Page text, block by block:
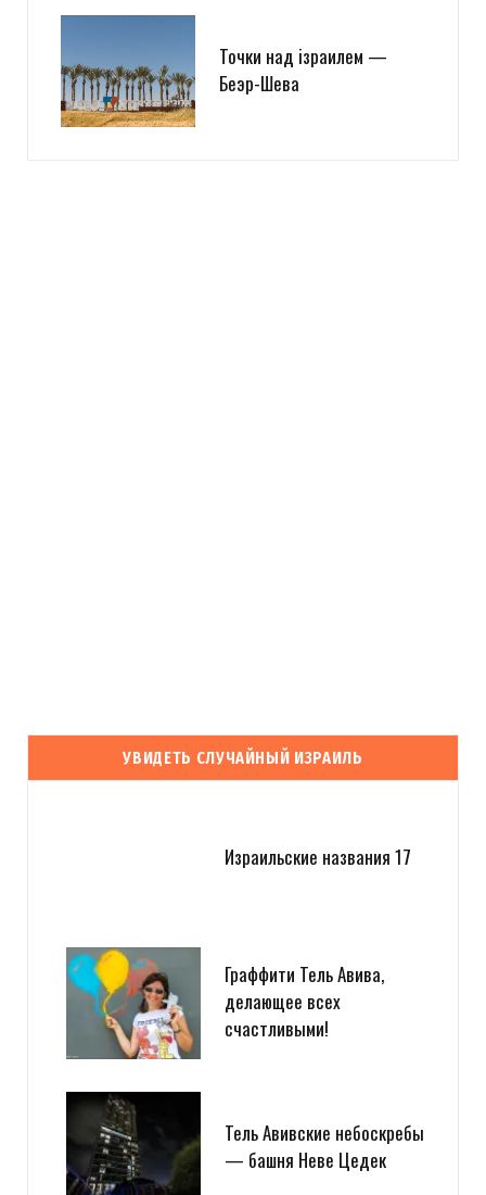
Точки над iзраилем —
Беэр-Шева
УВИДЕТЬ СЛУЧАЙНЫЙ ИЗРАИЛЬ
Израильские названия 17
Граффити Тель Авива,
делающее всех
счастливыми!
Тель Авивские небоскребы
— башня Неве Цедек